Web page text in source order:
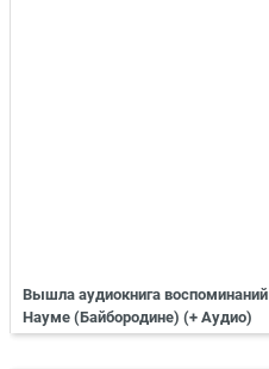
Вышла аудиокнига воспоминаний
Науме (Байбородине) (+ Аудио)